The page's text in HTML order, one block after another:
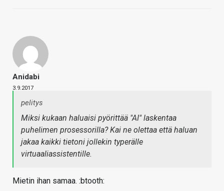
Anidabi
3.9.2017
pelitys
Miksi kukaan haluaisi pyörittää "AI" laskentaa
puhelimen prosessorilla? Kai ne olettaa että haluan
jakaa kaikki tietoni jollekin typerälle
virtuaaliassistentille.
Mietin ihan samaa. :btooth: